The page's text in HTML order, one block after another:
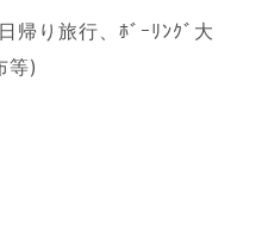
帰り旅行、ﾎﾞｰﾘﾝｸﾞ大
等)